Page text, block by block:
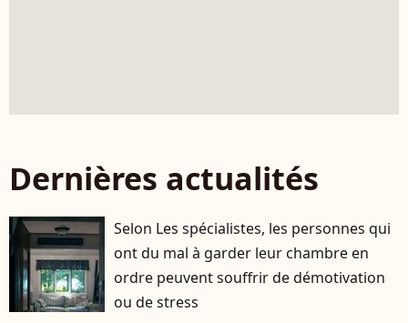
Dernières actualités
Selon Les spécialistes, les personnes qui
ont du mal à garder leur chambre en
ordre peuvent souffrir de démotivation
ou de stress